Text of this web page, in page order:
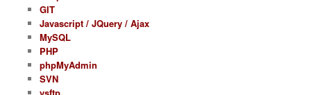
GIT
Javascript / JQuery / Ajax
MySQL
PHP
phpMyAdmin
SVN